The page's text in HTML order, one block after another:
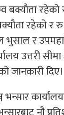
बक्यौता रहेको
रहेको र
र
उत्तरी
जानकारी दिए।
भन्सार